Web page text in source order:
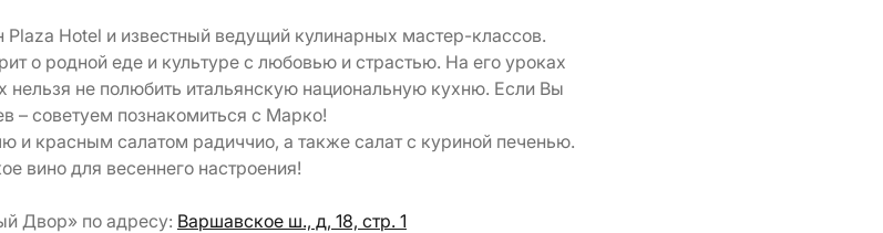
Hotel и известный ведущий кулинарных мастер-классов.
о родной еде и культуре с любовью и страстью. На его уроках
нельзя не полюбить итальянскую национальную кухню. Если Вы
– советуем познакомиться с Марко!
и красным салатом радиччио, а также салат с куриной печенью.
вино для весеннего настроения!
Двор» по адресу: Варшавское ш., д, 18, стр. 1